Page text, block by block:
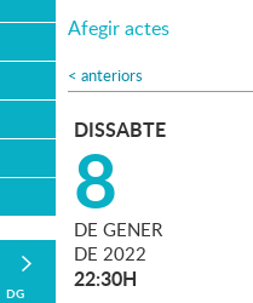
DG
Afegir actes
< anteriors
DISSABTE
8
DE GENER
DE 2022
22:30H